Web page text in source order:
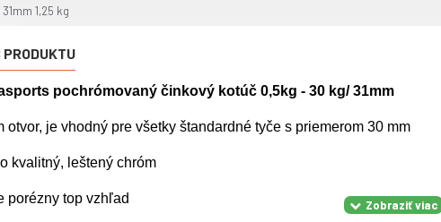
1,25 kg
PRODUKTU
pochrómovaný činkový kotúč 0,5kg - 30 kg/ 31mm
otvor, je vhodný pre všetky štandardné tyče s priemerom 30 mm
kvalitný, leštený chróm
porézny top vzhľad